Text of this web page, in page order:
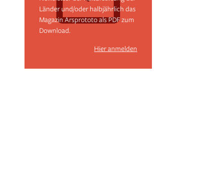
Länder und/oder halbjährlich das
Magazin Arsprototo als PDF zum
Download.
Hier anmelden